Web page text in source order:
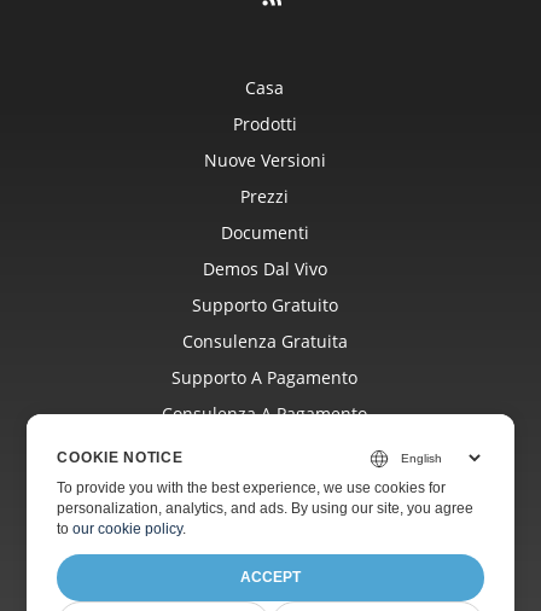
Casa
Prodotti
Nuove Versioni
Prezzi
Documenti
Demos Dal Vivo
Supporto Gratuito
Consulenza Gratuita
Supporto A Pagamento
Consulenza A Pagamento
Siti Web
COOKIE NOTICE
To provide you with the best experience, we use cookies for
personalization, analytics, and ads. By using our site, you agree
toour cookie policy.
ACCEPT